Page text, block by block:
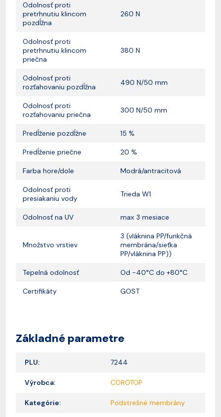
Odolnosť proti
pretrhnutiu klincom
pozdĺžna
260 N
Odolnosť proti
pretrhnutiu klincom
priečna
380 N
Odolnosť proti
rozťahovaniu pozdĺžna
490 N/50 mm
Odolnosť proti
rozťahovaniu priečna
300 N/50 mm
Predĺženie pozdĺžne 15 %
Predĺženie priečne 20 %
Farba hore/dole Modrá/antracitová
Odolnosť proti
presiakaniu vody
Trieda W1
Odolnosť na UV max 3 mesiace
Množstvo vrstiev
3 (vláknina PP/funkčná
membrána/sieťka
PP/vláknina PP))
Tepelná odolnosť Od -40°C do +80°C
Certifikáty GOST
Základné parametre
PLU: 7244
Výrobca: COROTOP
Kategórie: Podstrešné membrány